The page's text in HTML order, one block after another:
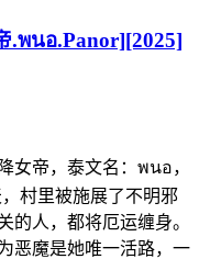
.พนอ.Panor][2025]
女帝，泰文名：พนอ，
村里被施展了不明邪
的人，都将厄运缠身。
恶魔是她唯一活路，一